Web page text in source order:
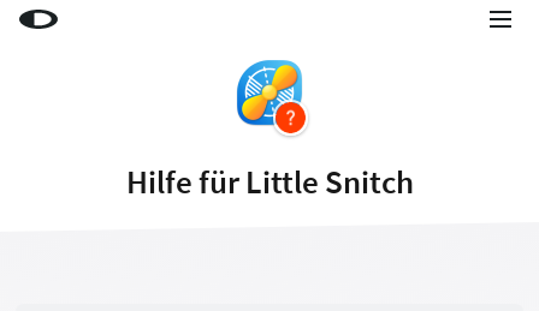
LaunchBarHilfe für Little Snitch